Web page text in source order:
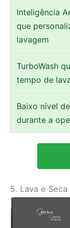
Inteligência
que
lavagem
TurboWash
tempo de
Baixo nível
durante a
5. Lava e